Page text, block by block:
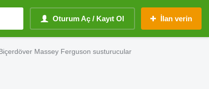
Oturum Aç / Kayıt Ol İlan verin
Massey Ferguson susturucular